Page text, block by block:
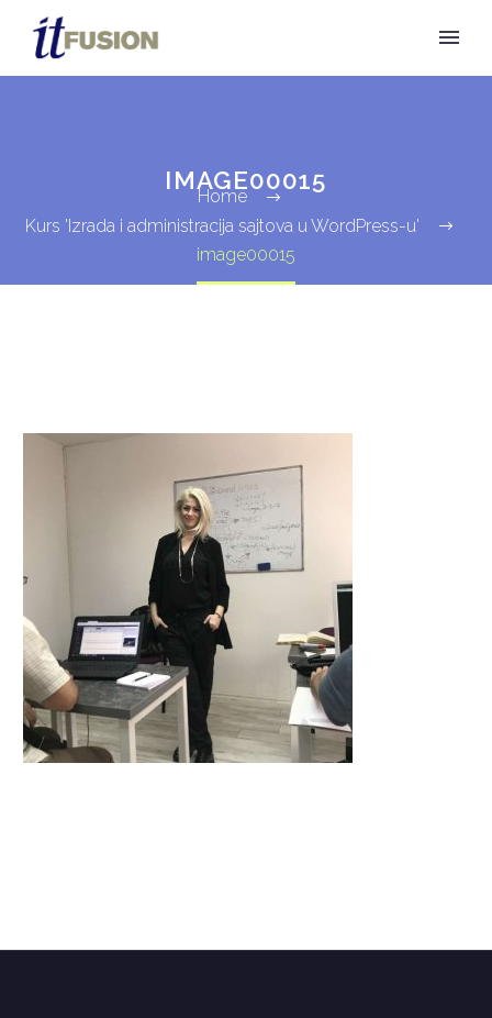
IMAGE00015
Home
Kurs 'Izrada i administracija sajtova u WordPress-u'
image00015